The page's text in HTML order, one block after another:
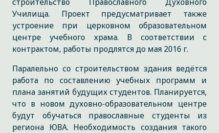
Училища. Проект предусматривает также
устроение при церковном образовательном
центре учебного храма. В соответствии с
контрактом, работы продлятся до мая 2016 г.
Паралельно со строительством здания ведётся
работа по составлению учебных программ и
плана занятий будущих студентов. Планируется,
что в новом духовно-образовательном центре
будут обучаться православные студенты из
региона ЮВА. Необходимость создания такого